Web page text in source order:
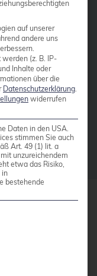
Helas
23
auf unserer
andere uns
(z. B. IP-
Inhalte oder
über die
Datenschutzerklärung
widerrufen
Daten in den USA.
stimmen Sie auch
Art. 49 (1) lit. a
unzureichendem
etwa das Risiko,
in
bestehende
für die